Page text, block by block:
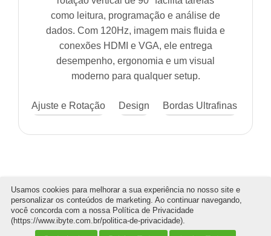
Usamos cookies para melhorar a sua experiência no nosso site e
personalizar os conteúdos de marketing. Ao continuar navegando,
você concorda com a nossa Política de Privacidade
(https://www.ibyte.com.br/politica-de-privacidade).